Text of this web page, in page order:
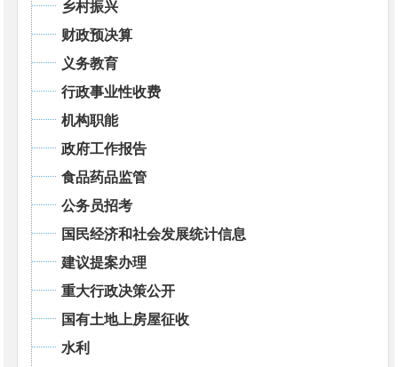
乡村振兴
财政预决算
义务教育
行政事业性收费
机构职能
政府工作报告
食品药品监管
公务员招考
国民经济和社会发展统计信息
建议提案办理
重大行政决策公开
国有土地上房屋征收
水利